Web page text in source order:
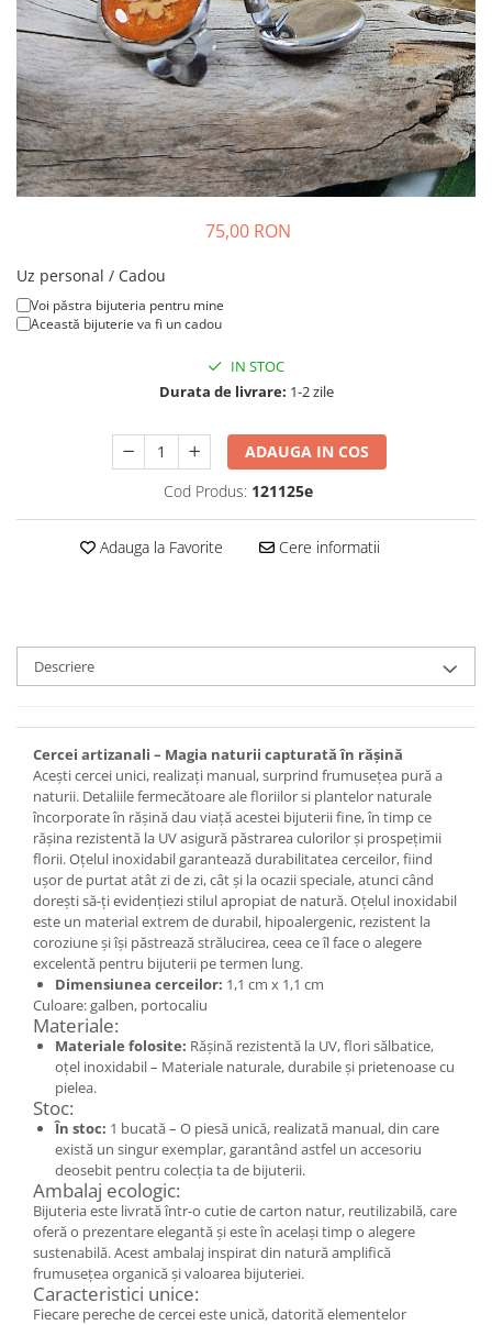
Colier / Pandantiv
Brățară
Bijuterii copii
Colier / Pandantiv
Colier de prietenie
Brățară
Accesorii păr
Colier / Pandantiv
Cercei
Colier / Pandantiv
Inel
Brățară de gleznă
Colier / Pandantiv
Cercei
Broșă
Mărgele / talisman
Accesorii păr
Bijuterii din Floarea de colț
Colier / Pandantiv
Cercei
Suport bijuterii
Bijuterii cu cristale naturale
Colier / Pandantiv
Cercei
Brățară
Set bijuterii
Bijuterii din lemn
Colier / Pandantiv
Cercei
Set bijuterii
Brățară
Bijuterii fără metal
Brățară
Bijuterii - Alte
75,00 RON
Uz personal / Cadou
Voi păstra bijuteria pentru mine
Această bijuterie va fi un cadou
IN STOC
Durata de livrare: 1-2 zile
ADAUGA IN COS
Cod Produs: 121125e
Adauga la Favorite Cere informatii
Descriere
Cercei artizanali – Magia naturii capturată în rășină
Acești cercei unici, realizați manual, surprind frumusețea pură a
naturii. Detaliile fermecătoare ale floriilor si plantelor naturale
încorporate în rășină dau viață acestei bijuterii fine, în timp ce
rășina rezistentă la UV asigură păstrarea culorilor și prospețimii
florii. Oțelul inoxidabil garantează durabilitatea cerceilor, fiind
ușor de purtat atât zi de zi, cât și la ocazii speciale, atunci când
dorești să-ți evidențiezi stilul apropiat de natură. Oțelul inoxidabil
este un material extrem de durabil, hipoalergenic, rezistent la
coroziune și își păstrează strălucirea, ceea ce îl face o alegere
excelentă pentru bijuterii pe termen lung.
Dimensiunea cerceilor: 1,1 cm x 1,1 cm
Culoare: galben, portocaliu
Materiale:
Materiale folosite: Rășină rezistentă la UV, flori sălbatice,
oțel inoxidabil – Materiale naturale, durabile și prietenoase cu
pielea.
Stoc:
În stoc: 1 bucată – O piesă unică, realizată manual, din care
există un singur exemplar, garantând astfel un accesoriu
deosebit pentru colecția ta de bijuterii.
Ambalaj ecologic:
Bijuteria este livrată într-o cutie de carton natur, reutilizabilă, care
oferă o prezentare elegantă și este în același timp o alegere
sustenabilă. Acest ambalaj inspirat din natură amplifică
frumusețea organică și valoarea bijuteriei.
Caracteristici unice:
Fiecare pereche de cercei este unică, datorită elementelor